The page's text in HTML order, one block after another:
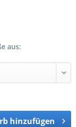
aus:
hinzufügen